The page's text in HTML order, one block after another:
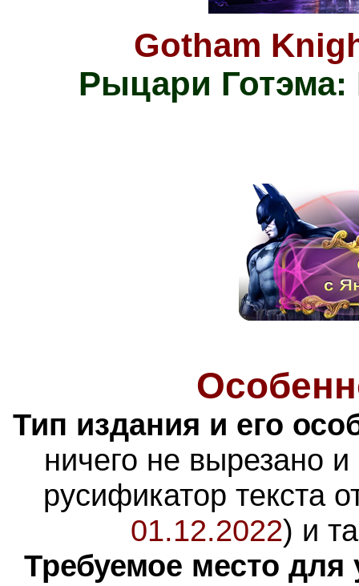
Gotham
Рыцари Готэма:
Тип издания и его
ничего не вырезано
русификатор текста
01.12.2022) и
Требуемое место